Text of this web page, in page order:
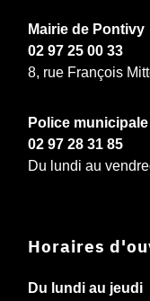
Mairie de Pontivy
02 97 25 00 33
8, rue François
Police municipale
02 97 28 31 85
Du lundi au
Horaires
Du lundi au jeudi